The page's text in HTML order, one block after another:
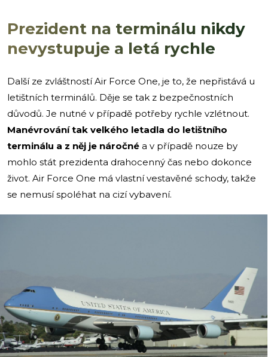
Prezident na terminálu nikdy
nevystupuje a letá rychle
Další ze zvláštností Air Force One, je to, že nepřistává u
letištních terminálů. Děje se tak z bezpečnostních
důvodů. Je nutné v případě potřeby rychle vzlétnout.
Manévrování tak velkého letadla do letištního
terminálu a z něj je náročné a v případě nouze by
mohlo stát prezidenta drahocenný čas nebo dokonce
život. Air Force One má vlastní vestavěné schody, takže
se nemusí spoléhat na cizí vybavení.